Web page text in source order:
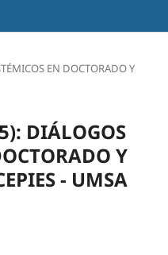
EN DOCTORADO Y
DIÁLOGOS
Y
- UMSA